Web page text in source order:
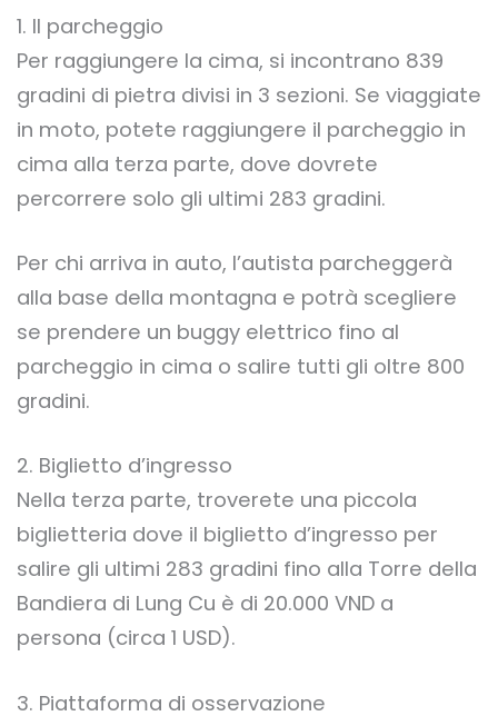
1. Il parcheggio
Per raggiungere la cima, si incontrano 839
gradini di pietra divisi in 3 sezioni. Se viaggiate
in moto, potete raggiungere il parcheggio in
cima alla terza parte, dove dovrete
percorrere solo gli ultimi 283 gradini.
Per chi arriva in auto, l’autista parcheggerà
alla base della montagna e potrà scegliere
se prendere un buggy elettrico fino al
parcheggio in cima o salire tutti gli oltre 800
gradini.
2. Biglietto d’ingresso
Nella terza parte, troverete una piccola
biglietteria dove il biglietto d’ingresso per
salire gli ultimi 283 gradini fino alla Torre della
Bandiera di Lung Cu è di 20.000 VND a
persona (circa 1 USD).
3. Piattaforma di osservazione